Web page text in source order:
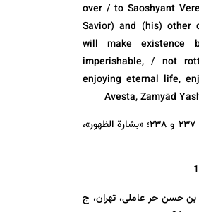
over / to Saoshyant
Savior) and (his) other
will make existence
imperishable, / not
enjoying eternal life,
Avesta, Zamyād
بشارات العهدین»، ص ۲۳۷ و ۲۳۸؛ «بشارة الظهور»،
حسن حر عاملی، تهران، ج